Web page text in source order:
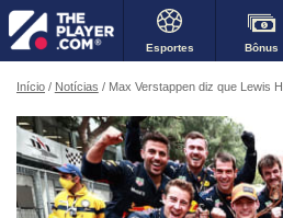
Esportes Bônus
Início Notícias Max Verstappen diz que Lewis Hamilton não precisou lutar pelo título da Fórmula 1 nos últimos anos